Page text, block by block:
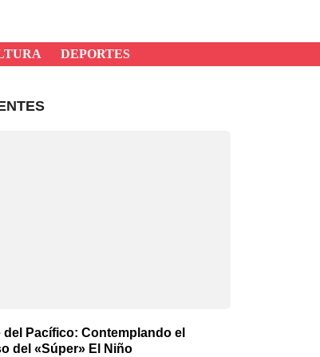
DEPORTES
del Pacífico: Contemplando el
del «Súper» El Niño